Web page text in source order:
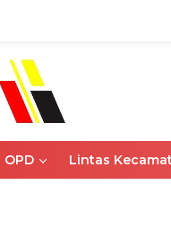
Lintas